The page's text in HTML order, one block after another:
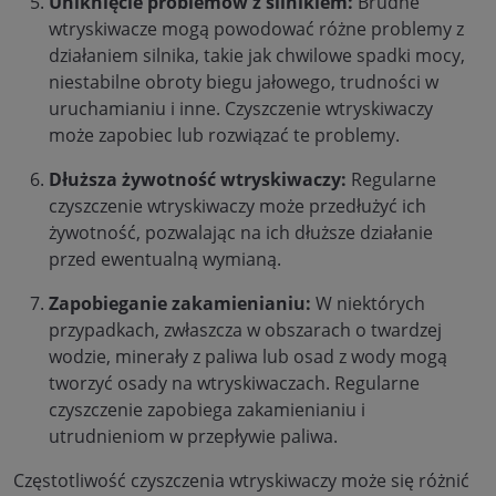
wtryskiwacze mogą powodować różne problemy z
działaniem silnika, takie jak chwilowe spadki mocy,
niestabilne obroty biegu jałowego, trudności w
uruchamianiu i inne. Czyszczenie wtryskiwaczy
może zapobiec lub rozwiązać te problemy.
Dłuższa żywotność wtryskiwaczy: Regularne
czyszczenie wtryskiwaczy może przedłużyć ich
żywotność, pozwalając na ich dłuższe działanie
przed ewentualną wymianą.
Zapobieganie zakamienianiu: W niektórych
przypadkach, zwłaszcza w obszarach o twardzej
wodzie, minerały z paliwa lub osad z wody mogą
tworzyć osady na wtryskiwaczach. Regularne
czyszczenie zapobiega zakamienianiu i
utrudnieniom w przepływie paliwa.
Częstotliwość czyszczenia wtryskiwaczy może się różnić